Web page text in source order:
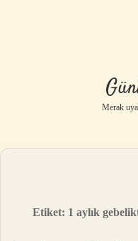
Merak
Etiket: 1 aylık